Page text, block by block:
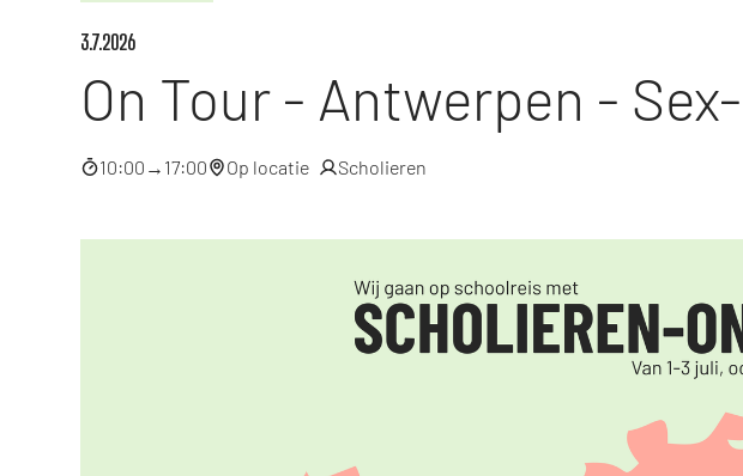
3.7.2026
On Tour - Antwerpen -
10:00 → 17:00 Op locatie Scholieren